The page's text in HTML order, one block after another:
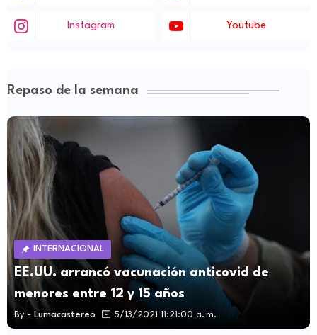
Instagram Youtube
Repaso de la semana
INTERNACIONAL
EE.UU. arrancó vacunación anticovid de
menores entre 12 y 15 años
By - Lumacastereo 5/13/2021 11:21:00 a. m.